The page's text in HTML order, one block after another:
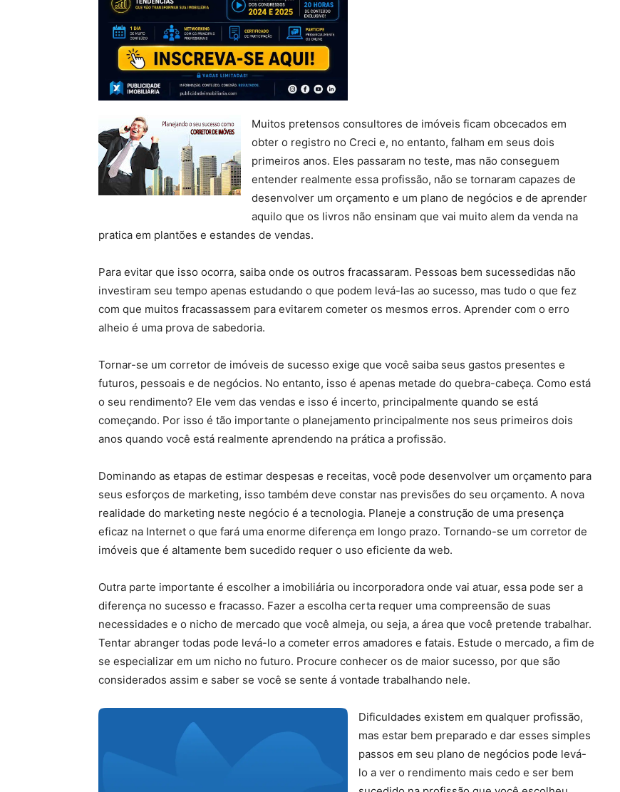
Muitos pretensos consultores de imóveis ficam obcecados em
obter o registro no Creci e, no entanto, falham em seus dois
primeiros anos. Eles passaram no teste, mas não conseguem
entender realmente essa profissão, não se tornaram capazes de
desenvolver um orçamento e um plano de negócios e de aprender
aquilo que os livros não ensinam que vai muito alem da venda na
pratica em plantões e estandes de vendas.
Para evitar que isso ocorra, saiba onde os outros fracassaram. Pessoas bem sucessedidas não
investiram seu tempo apenas estudando o que podem levá-las ao sucesso, mas tudo o que fez
com que muitos fracassassem para evitarem cometer os mesmos erros. Aprender com o erro
alheio é uma prova de sabedoria.
Tornar-se um corretor de imóveis de sucesso exige que você saiba seus gastos presentes e
futuros, pessoais e de negócios. No entanto, isso é apenas metade do quebra-cabeça. Como está
o seu rendimento? Ele vem das vendas e isso é incerto, principalmente quando se está
começando. Por isso é tão importante o planejamento principalmente nos seus primeiros dois
anos quando você está realmente aprendendo na prática a profissão.
Dominando as etapas de estimar despesas e receitas, você pode desenvolver um orçamento para
seus esforços de marketing, isso também deve constar nas previsões do seu orçamento. A nova
realidade do marketing neste negócio é a tecnologia. Planeje a construção de uma presença
eficaz na Internet o que fará uma enorme diferença em longo prazo. Tornando-se um corretor de
imóveis que é altamente bem sucedido requer o uso eficiente da web.
Outra parte importante é escolher a imobiliária ou incorporadora onde vai atuar, essa pode ser a
diferença no sucesso e fracasso. Fazer a escolha certa requer uma compreensão de suas
necessidades e o nicho de mercado que você almeja, ou seja, a área que você pretende trabalhar.
Tentar abranger todas pode levá-lo a cometer erros amadores e fatais. Estude o mercado, a fim de
se especializar em um nicho no futuro. Procure conhecer os de maior sucesso, por que são
considerados assim e saber se você se sente á vontade trabalhando nele.
Dificuldades existem em qualquer profissão,
mas estar bem preparado e dar esses simples
passos em seu plano de negócios pode levá-
lo a ver o rendimento mais cedo e ser bem